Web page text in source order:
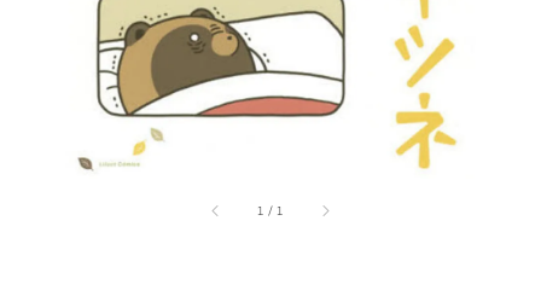
1 / 1